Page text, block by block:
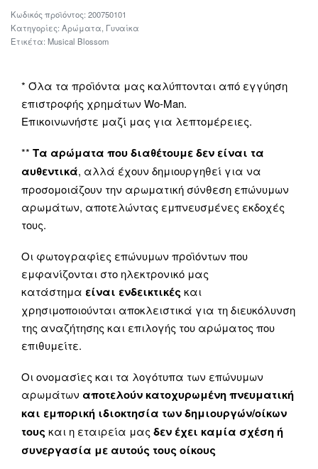
200750101
Κατηγορίες: Αρώματα, Γυναίκα
Ετικέτα: Musical Blossom
* Όλα τα προϊόντα μας καλύπτονται από εγγύηση
επιστροφής χρημάτων Wo-Man.
Επικοινωνήστε μαζί μας για λεπτομέρειες.
** Τα αρώματα που διαθέτουμε δεν είναι τα
αυθεντικά, αλλά έχουν δημιουργηθεί για να
προσομοιάζουν την αρωματική σύνθεση επώνυμων
αρωμάτων, αποτελώντας εμπνευσμένες εκδοχές
τους.
Οι φωτογραφίες επώνυμων προϊόντων που
εμφανίζονται στο ηλεκτρονικό μας
κατάστημα είναι ενδεικτικές και
χρησιμοποιούνται αποκλειστικά για τη διευκόλυνση
της αναζήτησης και επιλογής του αρώματος που
επιθυμείτε.
Οι ονομασίες και τα λογότυπα των επώνυμων
αρωμάτων αποτελούν κατοχυρωμένη πνευματική
και εμπορική ιδιοκτησία των δημιουργών/οίκων
τους και η εταιρεία μας δεν έχει καμία σχέση ή
συνεργασία με αυτούς τους οίκους